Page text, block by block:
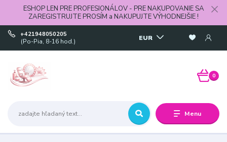
ESHOP LEN PRE PROFESIONÁLOV - PRE NAKUPOVANIE SA
ZAREGISTRUJTE PROSÍM a NAKUPUJTE VÝHODNEJŠIE !
Menu
EUR
+421948050205
(Po-Pia, 8-16 hod.)
0